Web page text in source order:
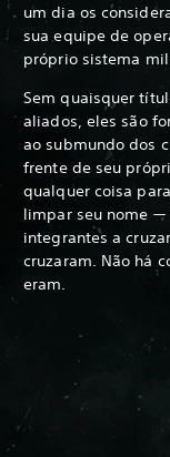
um dia os
sua equipe de
próprio sistema
Sem quaisquer
aliados, eles são
ao submundo dos
frente de seu
qualquer coisa
limpar seu nome —
integrantes a
cruzaram. Não há
eram.